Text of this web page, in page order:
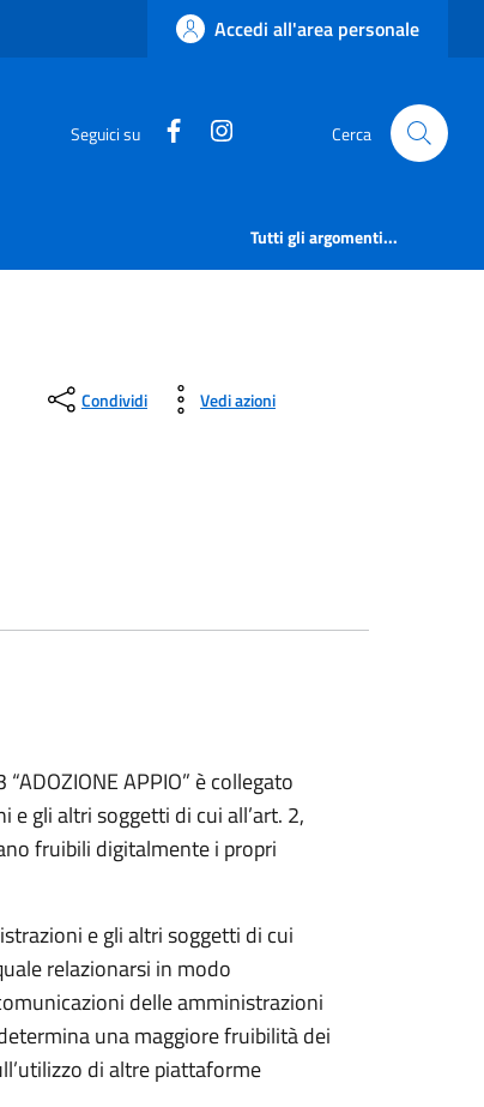
Accedi all'area personale
Seguici su https://www.facebook.com/
https:// Cerca
Tutti gli argomenti...
Condividi Vedi azioni
APPIO” è collegato
e gli altri soggetti di cui all’art. 2,
fruibili digitalmente i propri
e gli altri soggetti di cui
relazionarsi in modo
delle amministrazioni
una maggiore fruibilità dei
di altre piattaforme